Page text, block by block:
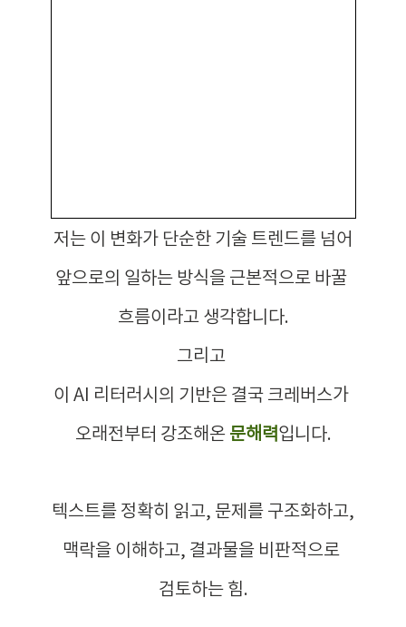
저는 이 변화가 단순한 기술 트렌드를 넘어
앞으로의 일하는 방식을 근본적으로 바꿀
흐름이라고 생각합니다.
그리고
이 AI 리터러시의 기반은 결국 크레버스가
오래전부터 강조해온 문해력입니다.
텍스트를 정확히 읽고, 문제를 구조화하고,
맥락을 이해하고, 결과물을 비판적으로
검토하는 힘.